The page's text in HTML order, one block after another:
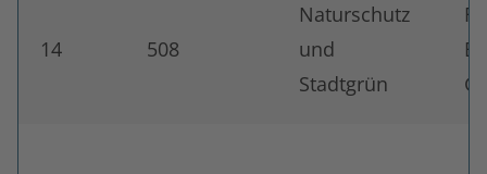
14 508
Naturschutz
und
Stadtgrün